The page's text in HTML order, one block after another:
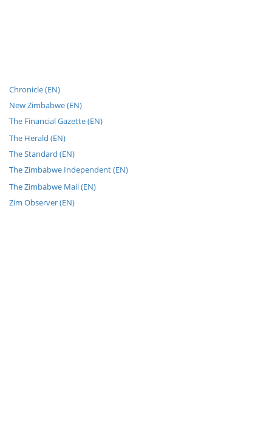
Chronicle (EN)
New Zimbabwe (EN)
The Financial Gazette (EN)
The Herald (EN)
The Standard (EN)
The Zimbabwe Independent (EN)
The Zimbabwe Mail (EN)
Zim Observer (EN)